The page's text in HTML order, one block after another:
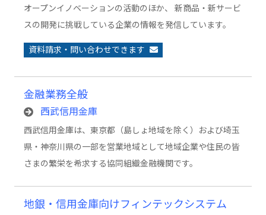
オープンイノベーションの活動のほか、 新商品・新サービ
スの開発に挑戦している企業の情報を発信しています。
資料請求・問い合わせできます
金融業務全般
西武信用金庫
西武信用金庫は、東京都（島しょ地域を除く）および埼玉
県・神奈川県の一部を営業地域として地域企業や住民の皆
さまの繁栄を希求する協同組織金融機関です。
地銀・信用金庫向けフィンテックシステム